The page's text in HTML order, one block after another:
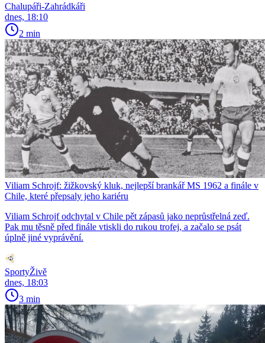
Chalupáři-Zahrádkáři
dnes, 18:10
2 min
Viliam Schrojf: žižkovský kluk, nejlepší brankář MS 1962 a finále v
Chile, které přepsaly jeho kariéru
Viliam Schrojf odchytal v Chile pět zápasů jako neprůstřelná zeď.
Pak mu těsně před finále vtiskli do rukou trofej, a začalo se psát
úplně jiné vyprávění.
SportyŽivě
dnes, 18:03
3 min